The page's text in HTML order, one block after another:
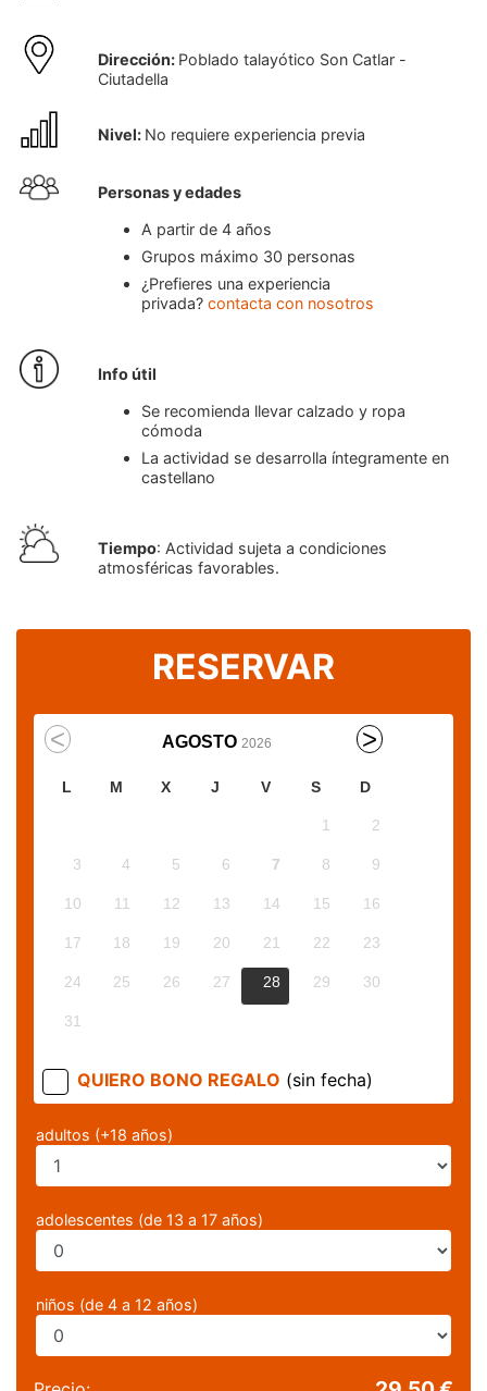
Dirección: Poblado talayótico Son Catlar -
Ciutadella
Nivel: No requiere experiencia previa
Personas y edades
A partir de 4 años
Grupos máximo 30 personas
¿Prefieres una experiencia
privada?contacta con nosotros
Info útil
Se recomienda llevar calzado y ropa
cómoda
La actividad se desarrolla íntegramente en
castellano
Tiempo: Actividad sujeta a condiciones
atmosféricas favorables.
RESERVAR
AGOSTO 2026
L M X J V S D
1 2
3 4 5 6 7 8 9
10 11 12 13 14 15 16
17 18 19 20 21 22 23
24 25 26 27 28 29 30
31
QUIERO BONO REGALO (sin fecha)
adultos (+18 años)
adolescentes (de 13 a 17 años)
niños (de 4 a 12 años)